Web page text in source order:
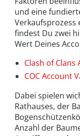
und eine
Verkaufsprozess
findest Du zwei
Wert Deines
Clash of
COC Account
Dabei spielen
Rathauses, der
Anzahl der